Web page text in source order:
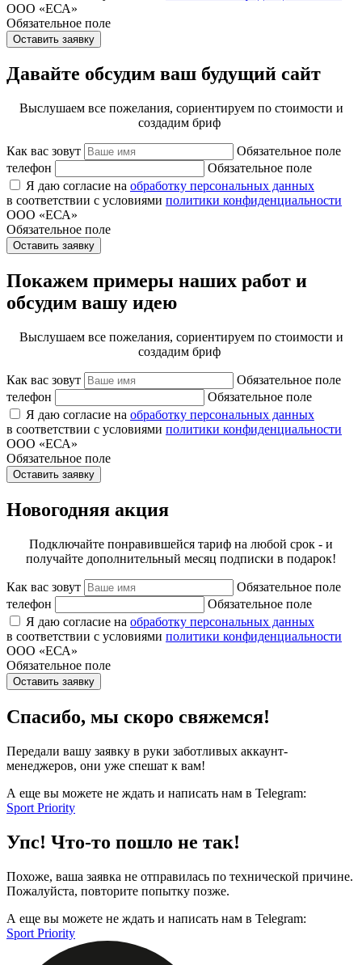
ООО «ЕСА»
Обязательное поле
Оставить заявку
Давайте обсудим ваш будущий сайт
Выслушаем все пожелания, сориентируем по стоимости и
создадим бриф
Как вас зовут
Обязательное поле
телефон
Обязательное поле
Я даю согласие на обработку персональных данных
в соответствии с условиями политики конфиденциальности
ООО «ЕСА»
Обязательное поле
Оставить заявку
Покажем примеры наших работ и
обсудим вашу идею
Выслушаем все пожелания, сориентируем по стоимости и
создадим бриф
Как вас зовут
Обязательное поле
телефон
Обязательное поле
Я даю согласие на обработку персональных данных
в соответствии с условиями политики конфиденциальности
ООО «ЕСА»
Обязательное поле
Оставить заявку
Новогодняя акция
Подключайте понравившейся тариф на любой срок - и
получайте дополнительный месяц подписки в подарок!
Как вас зовут
Обязательное поле
телефон
Обязательное поле
Я даю согласие на обработку персональных данных
в соответствии с условиями политики конфиденциальности
ООО «ЕСА»
Обязательное поле
Оставить заявку
Спасибо, мы скоро свяжемся!
Передали вашу заявку в руки заботливых аккаунт-
менеджеров, они уже спешат к вам!
А еще вы можете не ждать и написать нам в Telegram:
Sport Priority
Упс! Что-то пошло не так!
Похоже, ваша заявка не отправилась по технической причине.
Пожалуйста, повторите попытку позже.
А еще вы можете не ждать и написать нам в Telegram:
Sport Priority